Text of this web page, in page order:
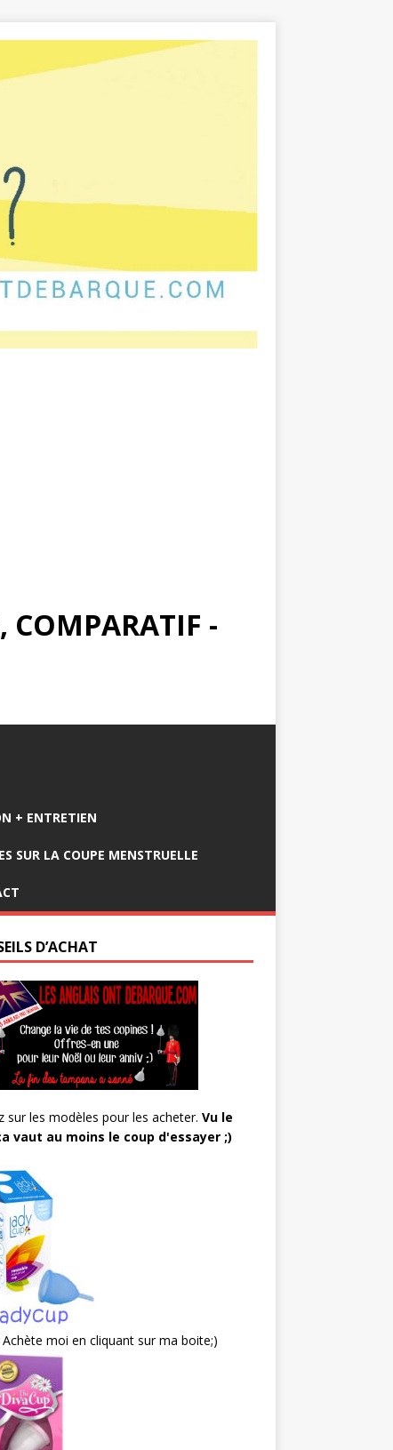
COMPARATIF -
+ ENTRETIEN
SUR LA COUPE MENSTRUELLE
D’ACHAT
sur les modèles pour les acheter. Vu le
vaut au moins le coup d'essayer ;)
Achète moi en cliquant sur ma boite;)